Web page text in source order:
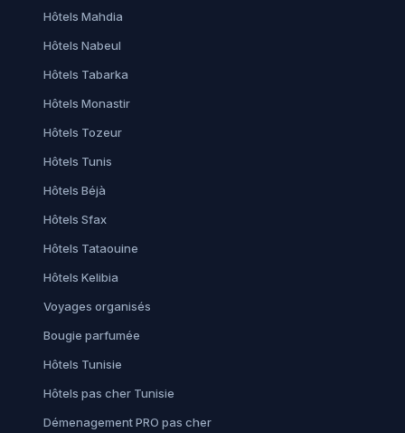
Hôtels Mahdia
Hôtels Nabeul
Hôtels Tabarka
Hôtels Monastir
Hôtels Tozeur
Hôtels Tunis
Hôtels Béjà
Hôtels Sfax
Hôtels Tataouine
Hôtels Kelibia
Voyages organisés
Bougie parfumée
Hôtels Tunisie
Hôtels pas cher Tunisie
Démenagement PRO pas cher